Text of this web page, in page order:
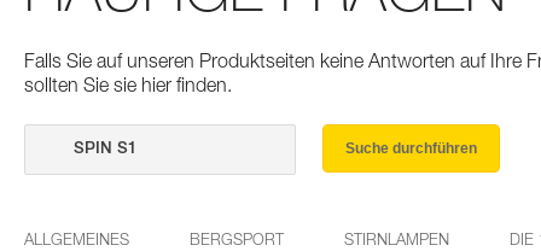
Falls Sie auf unseren Produktseiten keine Antworten auf Ihre
sollten Sie sie hier finden.
Suche durchführen
ALLGEMEINES BERGSPORT STIRNLAMPEN DIE